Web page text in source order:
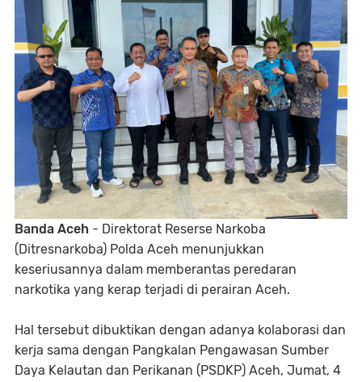
Banda Aceh - Direktorat Reserse Narkoba
(Ditresnarkoba) Polda Aceh menunjukkan
keseriusannya dalam memberantas peredaran
narkotika yang kerap terjadi di perairan Aceh.
Hal tersebut dibuktikan dengan adanya kolaborasi dan
kerja sama dengan Pangkalan Pengawasan Sumber
Daya Kelautan dan Perikanan (PSDKP) Aceh, Jumat, 4